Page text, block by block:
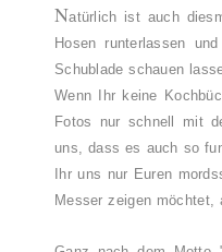
Natürlich ist auch
Hosen runterlassen
Schublade schauen
Wenn Ihr keine
Fotos nur schnell mit
uns, dass es auch so
Ihr uns nur Euren
Messer zeigen möchtet,